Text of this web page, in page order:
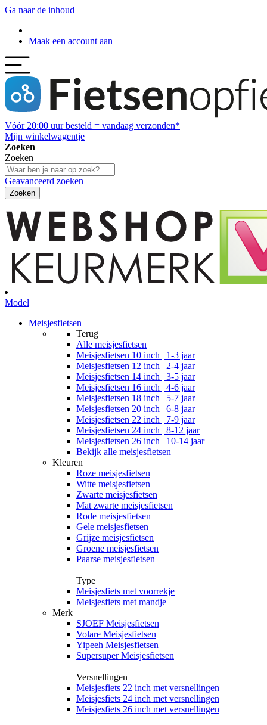
Ga naar de inhoud
Maak een account aan
Vóór 20:00 uur besteld = vandaag verzonden*
Mijn winkelwagentje
Zoeken
Zoeken
Geavanceerd zoeken
Zoeken
Model
Meisjesfietsen
Terug
Alle meisjesfietsen
Meisjesfietsen 10 inch | 1-3 jaar
Meisjesfietsen 12 inch | 2-4 jaar
Meisjesfietsen 14 inch | 3-5 jaar
Meisjesfietsen 16 inch | 4-6 jaar
Meisjesfietsen 18 inch | 5-7 jaar
Meisjesfietsen 20 inch | 6-8 jaar
Meisjesfietsen 22 inch | 7-9 jaar
Meisjesfietsen 24 inch | 8-12 jaar
Meisjesfietsen 26 inch | 10-14 jaar
Bekijk alle meisjesfietsen
Kleuren
Roze meisjesfietsen
Witte meisjesfietsen
Zwarte meisjesfietsen
Mat zwarte meisjesfietsen
Rode meisjesfietsen
Gele meisjesfietsen
Grijze meisjesfietsen
Groene meisjesfietsen
Paarse meisjesfietsen
Type
Meisjesfiets met voorrekje
Meisjesfiets met mandje
Merk
SJOEF Meisjesfietsen
Volare Meisjesfietsen
Yipeeh Meisjesfietsen
Supersuper Meisjesfietsen
Versnellingen
Meisjesfiets 22 inch met versnellingen
Meisjesfiets 24 inch met versnellingen
Meisjesfiets 26 inch met versnellingen